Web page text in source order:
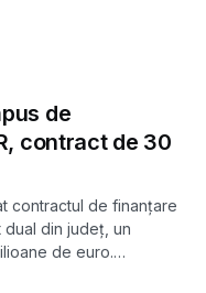
de
contract de 30
contractul de finanțare
dual din județ, un
de euro.